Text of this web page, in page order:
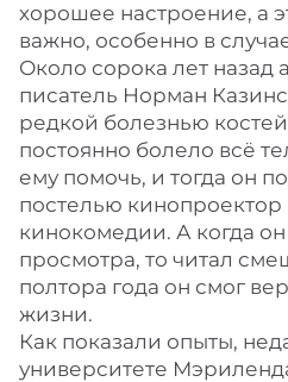
хорошее настроение, а
важно, особенно в
Около сорока лет назад
писатель Норман
редкой болезнью костей
постоянно болело всё
ему помочь, и тогда он
постелью кинопроектор
кинокомедии. А когда он
просмотра, то читал
полтора года он смог
жизни.
Как показали опыты,
университете